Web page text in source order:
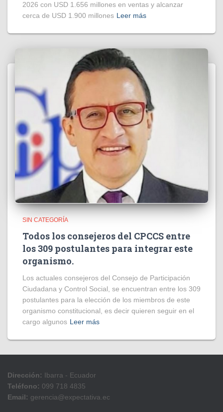
2026 con USD 1.656 millones en ventas y alcanzar
cerca de USD 1.900 millones Leer más
SIN CATEGORÍA
Todos los consejeros del CPCCS entre
los 309 postulantes para integrar este
organismo.
Los actuales consejeros del Consejo de Participación
Ciudadana y Control Social, se encuentran entre los 309
postulantes para la elección de los miembros de este
organismo constitucional, es decir quieren seguir en el
cargo algunos Leer más
Dirección: Ibarra - Ecuador
Teléfono: 099 718 4835
Email: gerencia@expectativa.ec